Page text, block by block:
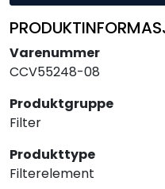
Varenummer
CCV55248-08
Produktgruppe
Filter
Produkttype
Filterelement